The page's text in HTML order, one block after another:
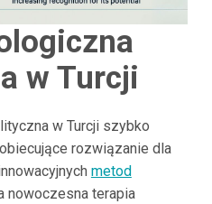
w Turcji
w Turcji szybko
rozwiązanie dla
metod
nowoczesna terapia